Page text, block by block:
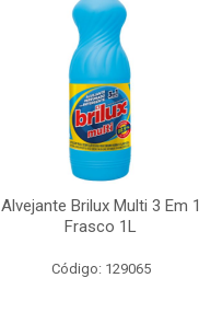
Alvejante Brilux Multi 3 Em 1
Frasco 1L
Código: 129065